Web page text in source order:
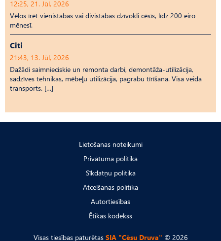
12:25, 21. Jūl, 2026
Vēlos īrēt vienistabas vai divistabas dzīvokli cēsīs, līdz 200 eiro
mēnesī.
Citi
21:43, 13. Jūl, 2026
Dažādi saimnieciskie un remonta darbi, demontāža-utilizācija,
sadzīves tehnikas, mēbeļu utilizācija, pagrabu tīrīšana. Visa veida
transports. […]
Lietošanas noteikumi
Privātuma politika
Sīkdatņu politika
Atcelšanas politika
Autortiesības
Ētikas kodekss
Visas tiesības paturētas SIA "Cēsu Druva" © 2026